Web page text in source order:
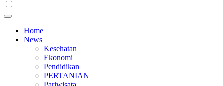
Home
News
Kesehatan
Ekonomi
Pendidikan
PERTANIAN
Pariwisata